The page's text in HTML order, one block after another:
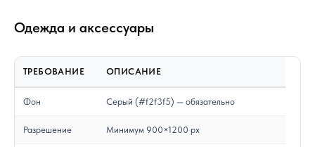
Одежда и аксессуары
ТРЕБОВАНИЕ ОПИСАНИЕ
Фон Серый (#f2f3f5) — обязательно
Разрешение Минимум 900×1200 px